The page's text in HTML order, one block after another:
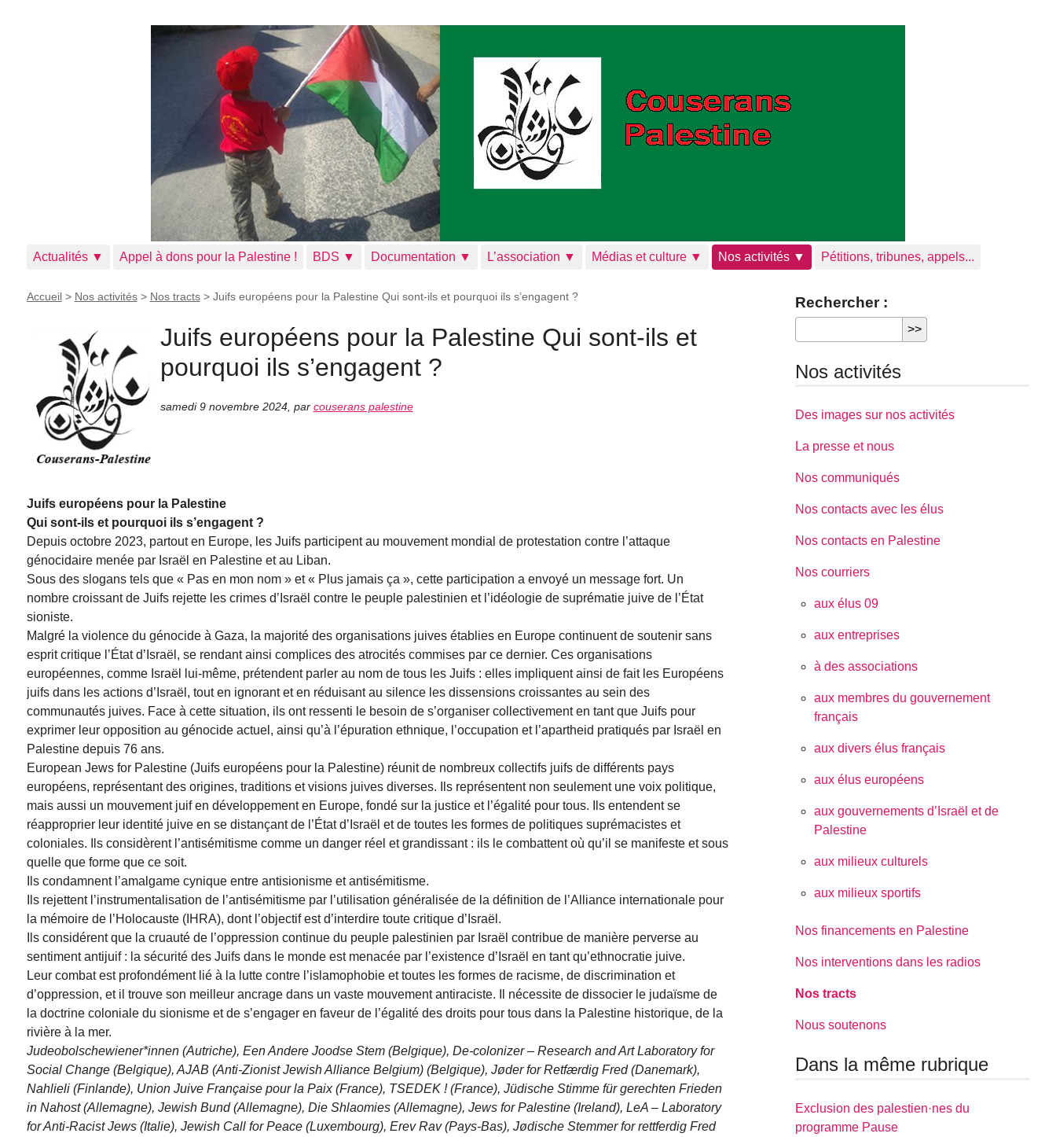
Actualités ▼ Appel à dons pour la Palestine ! BDS ▼ Documentation ▼ L’association ▼ Médias et culture ▼ Nos activités ▼ Pétitions, tribunes, appels...
Accueil> Nos activités> Nos tracts> Juifs européens pour la Palestine Qui sont-ils et pourquoi ils s’engagent ?
Juifs européens pour la Palestine Qui sont-ils et
pourquoi ils s’engagent ?
samedi 9 novembre 2024, par couserans palestine
Juifs européens pour la Palestine
Qui sont-ils et pourquoi ils s’engagent ?
Depuis octobre 2023, partout en Europe, les Juifs participent au mouvement mondial de protestation contre l’attaque
génocidaire menée par Israël en Palestine et au Liban.
Sous des slogans tels que « Pas en mon nom » et « Plus jamais ça », cette participation a envoyé un message fort. Un
nombre croissant de Juifs rejette les crimes d’Israël contre le peuple palestinien et l’idéologie de suprématie juive de l’État
sioniste.
Malgré la violence du génocide à Gaza, la majorité des organisations juives établies en Europe continuent de soutenir sans
esprit critique l’État d’Israël, se rendant ainsi complices des atrocités commises par ce dernier. Ces organisations
européennes, comme Israël lui-même, prétendent parler au nom de tous les Juifs : elles impliquent ainsi de fait les Européens
juifs dans les actions d’Israël, tout en ignorant et en réduisant au silence les dissensions croissantes au sein des
communautés juives. Face à cette situation, ils ont ressenti le besoin de s’organiser collectivement en tant que Juifs pour
exprimer leur opposition au génocide actuel, ainsi qu’à l’épuration ethnique, l’occupation et l’apartheid pratiqués par Israël en
Palestine depuis 76 ans.
European Jews for Palestine (Juifs européens pour la Palestine) réunit de nombreux collectifs juifs de différents pays
européens, représentant des origines, traditions et visions juives diverses. Ils représentent non seulement une voix politique,
mais aussi un mouvement juif en développement en Europe, fondé sur la justice et l’égalité pour tous. Ils entendent se
réapproprier leur identité juive en se distançant de l’État d’Israël et de toutes les formes de politiques suprémacistes et
coloniales. Ils considèrent l’antisémitisme comme un danger réel et grandissant : ils le combattent où qu’il se manifeste et sous
quelle que forme que ce soit.
Ils condamnent l’amalgame cynique entre antisionisme et antisémitisme.
Ils rejettent l’instrumentalisation de l’antisémitisme par l’utilisation généralisée de la définition de l’Alliance internationale pour
la mémoire de l’Holocauste (IHRA), dont l’objectif est d’interdire toute critique d’Israël.
Ils considérent que la cruauté de l’oppression continue du peuple palestinien par Israël contribue de manière perverse au
sentiment antijuif : la sécurité des Juifs dans le monde est menacée par l’existence d’Israël en tant qu’ethnocratie juive.
Leur combat est profondément lié à la lutte contre l’islamophobie et toutes les formes de racisme, de discrimination et
d’oppression, et il trouve son meilleur ancrage dans un vaste mouvement antiraciste. Il nécessite de dissocier le judaïsme de
la doctrine coloniale du sionisme et de s’engager en faveur de l’égalité des droits pour tous dans la Palestine historique, de la
rivière à la mer.
Judeobolschewiener*innen (Autriche), Een Andere Joodse Stem (Belgique), De-colonizer – Research and Art Laboratory for
Social Change (Belgique), AJAB (Anti-Zionist Jewish Alliance Belgium) (Belgique), Jøder for Retfærdig Fred (Danemark),
Nahlieli (Finlande), Union Juive Française pour la Paix (France), TSEDEK ! (France), Jüdische Stimme für gerechten Frieden
in Nahost (Allemagne), Jewish Bund (Allemagne), Die Shlaomies (Allemagne), Jews for Palestine (Ireland), LeA – Laboratory
for Anti-Racist Jews (Italie), Jewish Call for Peace (Luxembourg), Erev Rav (Pays-Bas), Jødische Stemmer for rettferdig Fred
Rechercher :
Nos activités
Des images sur nos activités
La presse et nous
Nos communiqués
Nos contacts avec les élus
Nos contacts en Palestine
Nos courriers
aux élus 09
aux entreprises
à des associations
aux membres du gouvernement
français
aux divers élus français
aux élus européens
aux gouvernements d’Israël et de
Palestine
aux milieux culturels
aux milieux sportifs
Nos financements en Palestine
Nos interventions dans les radios
Nos tracts
Nous soutenons
Dans la même rubrique
Exclusion des palestien·nes du
programme Pause